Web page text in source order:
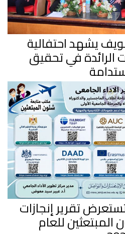
يشهد احتفالية
الرائدة في تحقيق
تقرير إنجازات
للعام